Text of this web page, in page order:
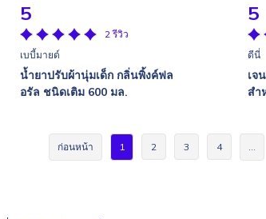
5
2 รีวิว
เบบี้มายด์
น้ำยาปรับผ้านุ่มเด็ก กลิ่นพิ้งค์ฟล
อรัล ชนิดเติม 600 มล.
5
ดีนี่
เจ
สำ
ก่อนหน้า 1 2 3 4 …